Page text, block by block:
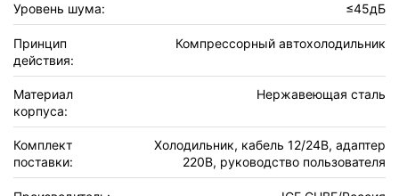
Уровень шума: ≤45дБ
Принцип
действия:
Компрессорный автохолодильник
Материал
корпуса:
Нержавеющая сталь
Комплект
поставки:
Холодильник, кабель 12/24В, адаптер
220В, руководство пользователя